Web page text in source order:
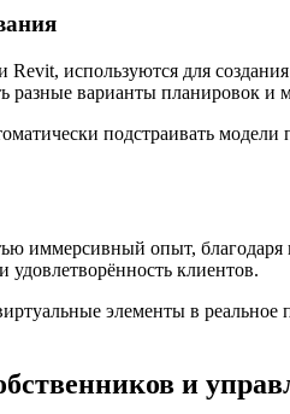
используются для
варианты планировок и
подстраивать
иммерсивный опыт,
клиентов.
элементы в
и